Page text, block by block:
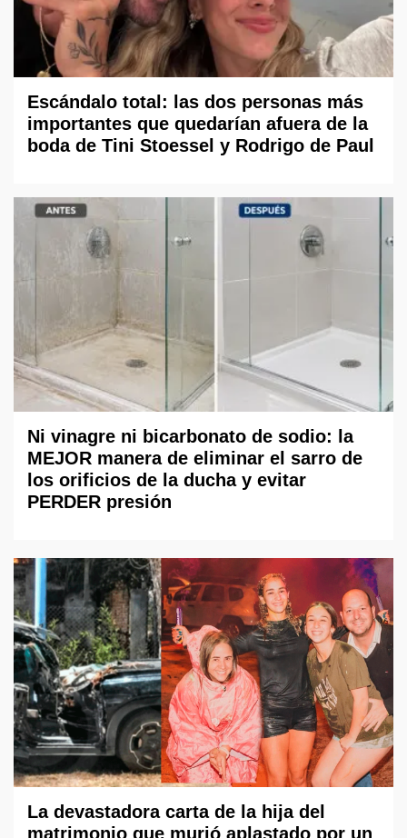
Escándalo total: las dos personas más
importantes que quedarían afuera de la
boda de Tini Stoessel y Rodrigo de Paul
Ni vinagre ni bicarbonato de sodio: la
MEJOR manera de eliminar el sarro de
los orificios de la ducha y evitar
PERDER presión
La devastadora carta de la hija del
matrimonio que murió aplastado por un